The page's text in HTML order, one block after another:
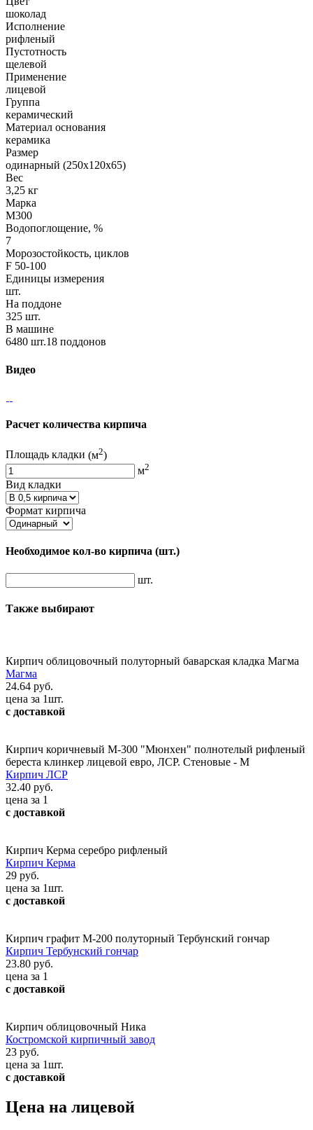
шоколад
Исполнение
рифленый
Пустотность
щелевой
Применение
лицевой
Группа
керамический
Материал основания
керамика
Размер
одинарный (250х120х65)
Вес
3,25 кг
Марка
М300
Водопоглощение, %
7
Морозостойкость, циклов
F 50-100
Единицы измерения
шт.
На поддоне
325 шт.
В машине
6480 шт.18 поддонов
Видео
Расчет количества кирпича
Площадь кладки (м2)
м2
Вид кладки
Формат кирпича
Необходимое кол-во кирпича (шт.)
шт.
Также выбирают
Кирпич облицовочный полуторный баварская кладка Магма
Магма
24.64 руб.
цена за 1шт.
с доставкой
Кирпич коричневый М-300 "Мюнхен" полнотелый рифленый
береста клинкер лицевой евро, ЛСР. Стеновые - М
Кирпич ЛСР
32.40 руб.
цена за 1
с доставкой
Кирпич Керма серебро рифленый
Кирпич Керма
29 руб.
цена за 1шт.
с доставкой
Кирпич графит М-200 полуторный Тербунский гончар
Кирпич Тербунский гончар
23.80 руб.
цена за 1
с доставкой
Кирпич облицовочный Ника
Костромской кирпичный завод
23 руб.
цена за 1шт.
с доставкой
Цена на лицевой